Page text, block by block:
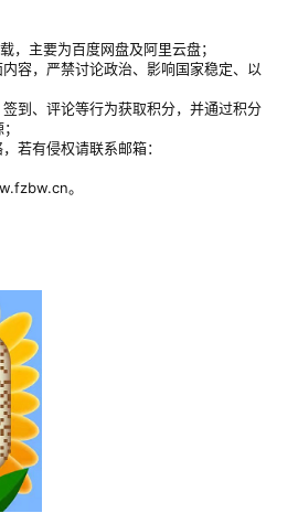
，主要为百度网盘及阿里云盘；
容，严禁讨论政治、影响国家稳定、以
到、评论等行为获取积分，并通过积分
若有侵权请联系邮箱：
。